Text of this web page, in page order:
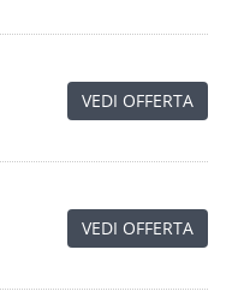
VEDI OFFERTA
VEDI OFFERTA